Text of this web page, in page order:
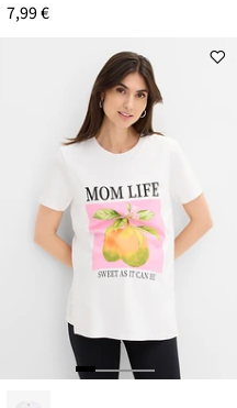
7,99 €